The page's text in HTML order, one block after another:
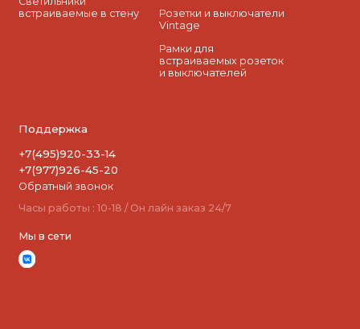
встраиваемые в стену
Розетки и выключатели
Vintage
Рамки для
встраиваемых розеток
и выключателей
Поддержка
+7(495)920-33-14
+7(977)926-45-20
Обратный звонок
Часы работы : 10-18 / Он лайн заказ 24/7
Мы в сети